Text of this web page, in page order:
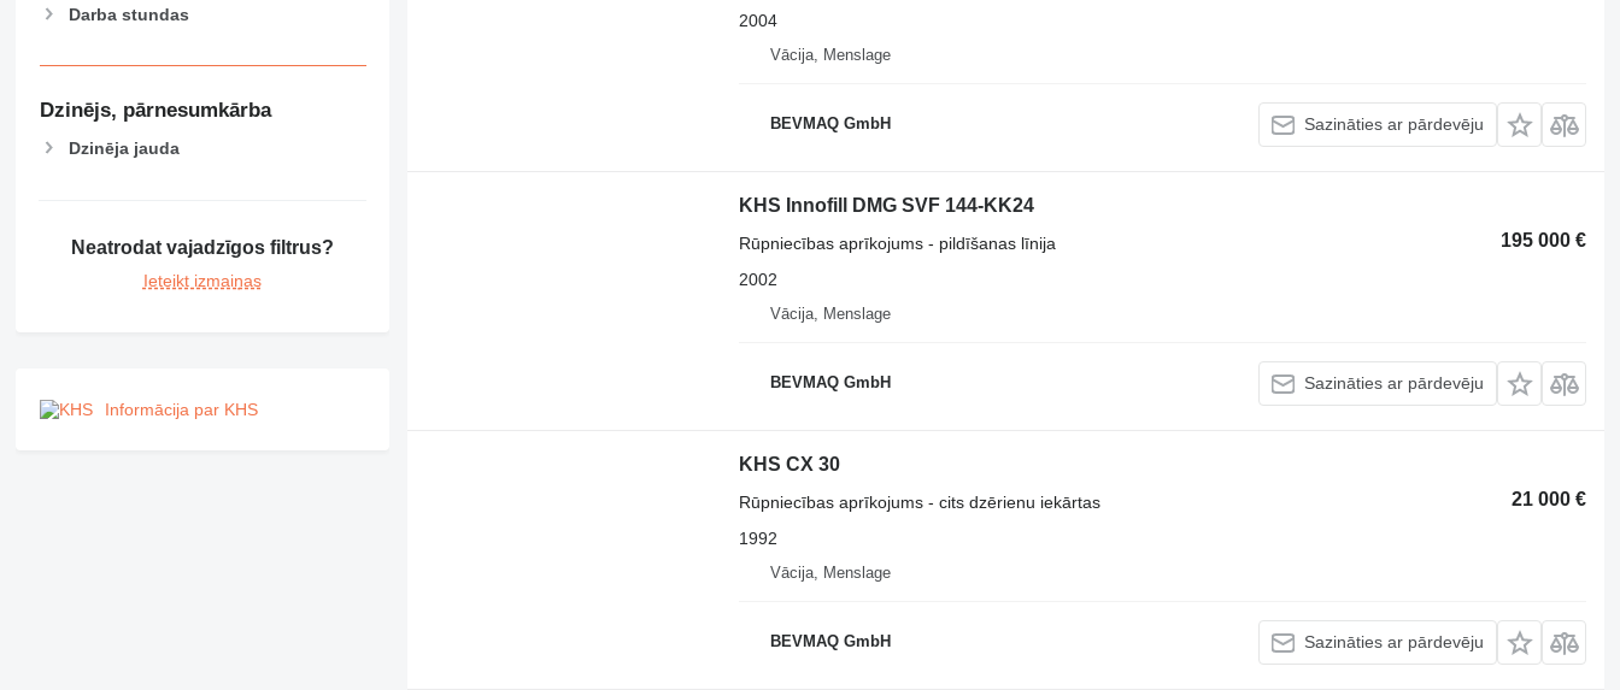
Darba stundas
Dzinējs, pārnesumkārba
Dzinēja jauda
Neatrodat vajadzīgos filtrus?
Ieteikt izmaiņas
Informācija par KHS
2004
Vācija, Menslage
BEVMAQ GmbH Sazināties ar pārdevēju
KHS Innofill DMG SVF 144-KK24
195 000 €
Rūpniecības aprīkojums - pildīšanas līnija
2002
Vācija, Menslage
BEVMAQ GmbH Sazināties ar pārdevēju
KHS CX 30
21 000 €
Rūpniecības aprīkojums - cits dzērienu iekārtas
1992
Vācija, Menslage
BEVMAQ GmbH Sazināties ar pārdevēju